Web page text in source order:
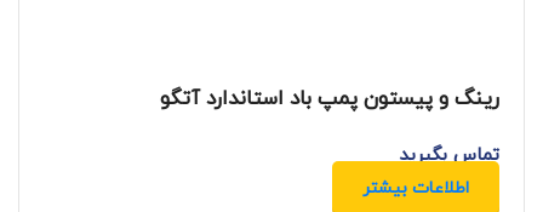
رینگ و پیستون پمپ باد استاندارد آتگو
تماس بگیرید
اطلاعات بیشتر